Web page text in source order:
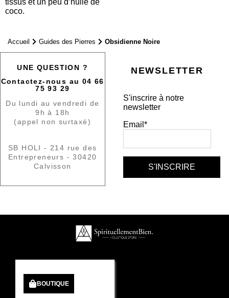
tissus et un peu d’huile de
coco.
Accueil Guides des Pierres Obsidienne Noire
UNE QUESTION ?
Contactez-nous au 04 66
75 93 29
Du lundi au vendredi de
9h à 18h
(appel non surtaxé)
SB HOLI - 214 rue des
Entrepreneurs - 30420
Calvisson
NEWSLETTER
S'inscrire à notre
newsletter
Email*
BOUTIQUE